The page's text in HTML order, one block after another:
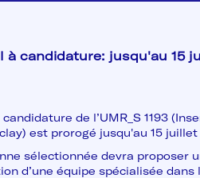
à candidature: jusqu'au 15
de l’UMR_S 1193
est prorogé jusqu'au 15 juillet
sélectionnée devra proposer
d’une équipe spécialisée dans